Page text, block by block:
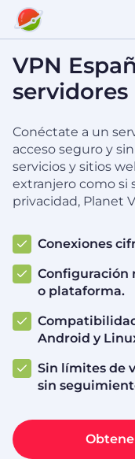
VPN
Conéctate a un
acceso seguro y
servicios y sitios
extranjero como si
privacidad, Planet
Conexiones
Configuración
o plataforma.
Android y
Sin límites de
sin